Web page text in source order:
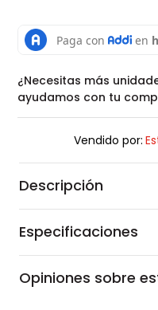
¿Necesitas más
ayudamos con tu
Vendido por:
Descripción
Especificaciones
Opiniones sobre